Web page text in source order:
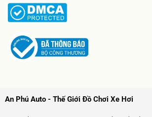
An Phú Auto - Thế Giới Đồ Chơi Xe Hơi